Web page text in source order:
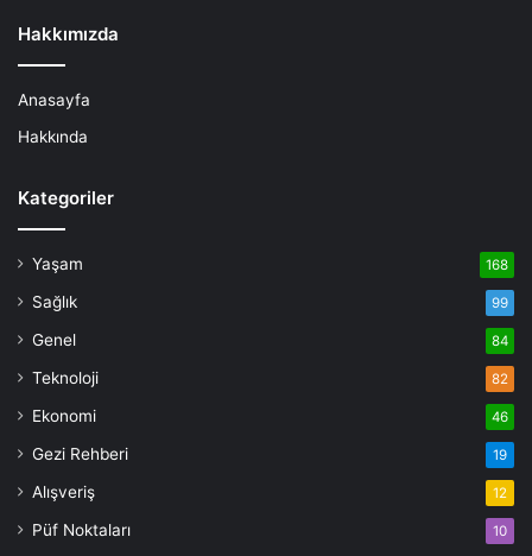
Hakkımızda
Anasayfa
Hakkında
Kategoriler
Yaşam 168
Sağlık 99
Genel 84
Teknoloji 82
Ekonomi 46
Gezi Rehberi 19
Alışveriş 12
Püf Noktaları 10